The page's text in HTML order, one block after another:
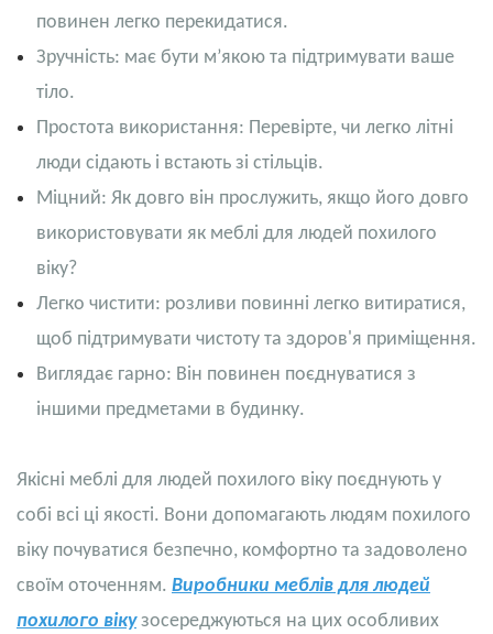
повинен легко перекидатися.
Зручність: має бути м’якою та підтримувати ваше
тіло.
Простота використання: Перевірте, чи легко літні
люди сідають і встають зі стільців.
Міцний: Як довго він прослужить, якщо його довго
використовувати як меблі для людей похилого
віку?
Легко чистити: розливи повинні легко витиратися,
щоб підтримувати чистоту та здоров'я приміщення.
Виглядає гарно: Він повинен поєднуватися з
іншими предметами в будинку.
Якісні меблі для людей похилого віку поєднують у
собі всі ці якості. Вони допомагають людям похилого
віку почуватися безпечно, комфортно та задоволено
своїм оточенням. Виробники меблів для людей
похилого вікузосереджуються на цих особливих